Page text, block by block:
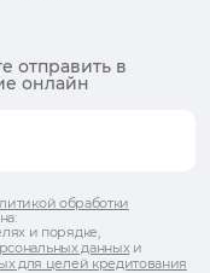
отправить в
онлайн
обработки
и порядке,
данныхи
для целей кредитования